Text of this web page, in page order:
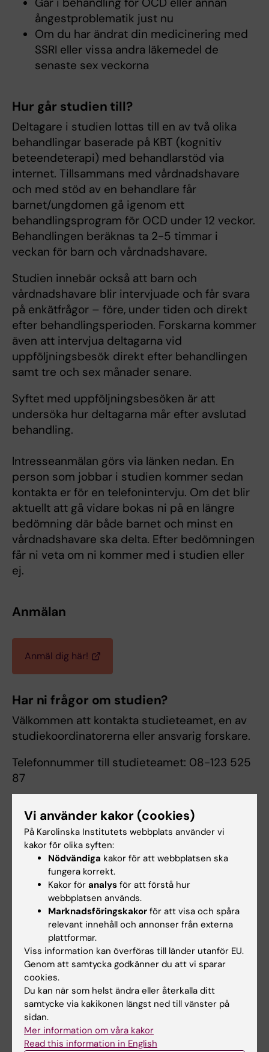
ångestproblematik just nu
Om du har ändrat din medicinering med
SSRI eller vissa andra läkemedel de
senaste sex veckorna
Hur går studien till?
Deltagare i studien lottas till en av två olika
behandlingar baserade på KBT (kognitiv
beteendeterapi) med behandlarstöd via
internet. Tillsammans med vårdnadshavare
och med stöd av en behandlare får
barnet/ungdomen gå igenom ett
behandlingsprogram för OCD under 12 veckor.
Behandlingen beräknas ta 2-5 timmar i
veckan för barn och vårdnadshavare.
Studien innebär också att barn och
vårdnadshavare blir intervjuade och får svara
på enkätfrågor – före, under tiden och direkt
efter behandlingsperioden. Forskarna kommer
även att intervjua deltagarna vid
uppföljningsbesök direkt efter behandlingen
samt tre och sex månader senare.
Syftet med uppföljningsbesöken är att
undersöka hur deltagarna mår efter avslutad
behandling.
Intresseanmälan görs via länken nedan. En
person som jobbar i studien kommer sedan
kontakta er för en telefonintervju. Om det blir
aktuellt att gå vidare bokas ni på en längre
bedömning där både barnet och minst en
vårdnadshavare ska delta. Efter bedömningen
får ni veta om ni kommer med i studien eller
ej.
Anmälan
Anmäl dig här!
Har ni frågor om studien?
Välkommen att kontakta studieteamet, en av
studiekoordinatorerna eller ansvarig forskare.
Telefonnummer till studieteamet: 08-123 525
87
Helene Ringberg
leg psykolog, projektledare och studiekoordinator
E-post:
helene.ringberg@ki.se
Ansvarig för projektet
David Mataix Cols
Telefon:
+46852481042
E-post:
david.mataix.cols@ki.se
Vi använder kakor (cookies)
På Karolinska Institutets webbplats använder vi
kakor för olika syften:
Nödvändiga kakor för att webbplatsen ska
fungera korrekt.
Kakor för analys för att förstå hur
webbplatsen används.
Marknadsföringskakor för att visa och spåra
relevant innehåll och annonser från externa
plattformar.
Viss information kan överföras till länder utanför EU.
Genom att samtycka godkänner du att vi sparar
cookies.
Du kan när som helst ändra eller återkalla ditt
samtycke via kakikonen längst ned till vänster på
sidan.
Mer information om våra kakor
Read this information in English